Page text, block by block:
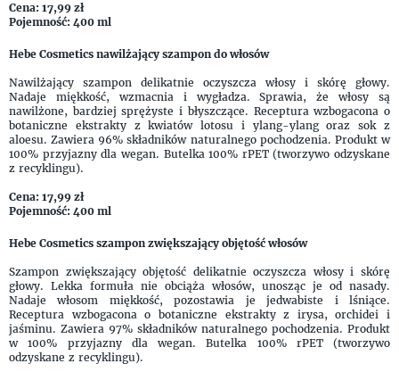
Cena: 17,99 zł
Pojemność: 400 ml
Hebe Cosmetics nawilżający szampon do włosów
Nawilżający szampon delikatnie oczyszcza włosy i skórę głowy.
Nadaje miękkość, wzmacnia i wygładza. Sprawia, że włosy są
nawilżone, bardziej sprężyste i błyszczące. Receptura wzbogacona o
botaniczne ekstrakty z kwiatów lotosu i ylang-ylang oraz sok z
aloesu. Zawiera 96% składników naturalnego pochodzenia. Produkt w
100% przyjazny dla wegan. Butelka 100% rPET (tworzywo odzyskane
z recyklingu).
Cena: 17,99 zł
Pojemność: 400 ml
Hebe Cosmetics szampon zwiększający objętość włosów
Szampon zwiększający objętość delikatnie oczyszcza włosy i skórę
głowy. Lekka formuła nie obciąża włosów, unosząc je od nasady.
Nadaje włosom miękkość, pozostawia je jedwabiste i lśniące.
Receptura wzbogacona o botaniczne ekstrakty z irysa, orchidei i
jaśminu. Zawiera 97% składników naturalnego pochodzenia. Produkt
w 100% przyjazny dla wegan. Butelka 100% rPET (tworzywo
odzyskane z recyklingu).